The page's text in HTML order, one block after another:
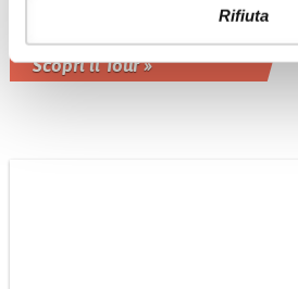
Rifiuta
Possibile estensione tour 3 giorni - 2
Scopri il Tour »